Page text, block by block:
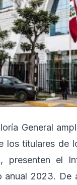
General
los titulares de
presenten el
anual 2023. De